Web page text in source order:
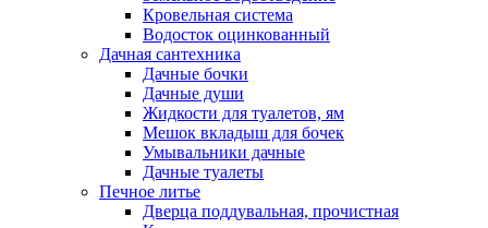
Кровельная система
Водосток оцинкованный
Дачная сантехника
Дачные бочки
Дачные души
Жидкости для туалетов, ям
Мешок вкладыш для бочек
Умывальники дачные
Дачные туалеты
Печное литье
Дверца поддувальная, прочистная